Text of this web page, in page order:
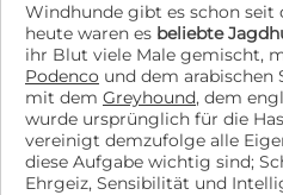
Windhunde gibt es schon seit
heute waren es beliebte
ihr Blut viele Male gemischt,
Podenco und dem arabischen
mit dem Greyhound, dem
wurde ursprünglich für die
vereinigt demzufolge alle
diese Aufgabe wichtig sind;
Ehrgeiz, Sensibilität und